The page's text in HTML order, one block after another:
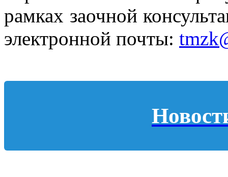
рамках заочной
электронной почты: